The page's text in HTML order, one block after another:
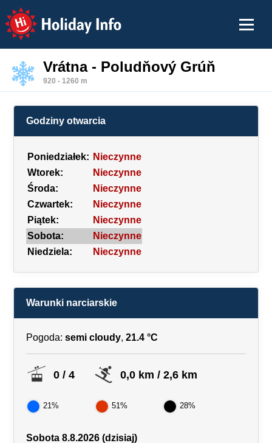
Holiday Info
Vrátna - Poludňový Grúň
920 - 1260 m
Godziny otwarcia
Poniedziałek: Nieczynne
Wtorek:
Nieczynne
Środa:
Nieczynne
Czwartek:
Nieczynne
Piątek:
Nieczynne
Sobota:
Nieczynne
Niedziela:
Nieczynne
Warunki narciarskie
Pogoda: semi cloudy, 21.4 °C
0 / 4 0,0 km / 2,6 km
21% 51% 28%
Sobota 8.8.2026 (dzisiaj)